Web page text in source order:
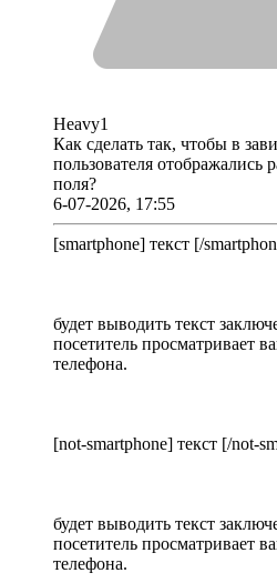
Heavy1
Как сделать так, чтобы в
пользователя отображались
поля?
6-07-2026, 17:55
[smartphone] текст [/
будет выводить текст
посетитель просматривает
телефона.
[not-smartphone] текст [/not-
будет выводить текст
посетитель просматривает
телефона.